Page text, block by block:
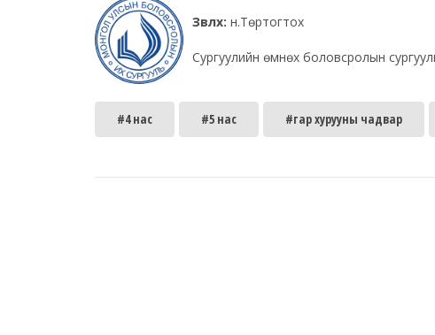
Зөвлөх: н.Төртогтох
Сургуулийн өмнөх боловсролын
#4 нас #5 нас #гар хурууны чадвар